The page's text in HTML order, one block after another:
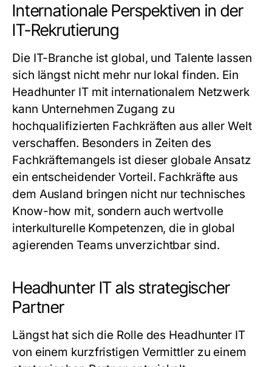
Internationale Perspektiven in der
IT-Rekrutierung
Die IT-Branche ist global, und Talente lassen
sich längst nicht mehr nur lokal finden. Ein
Headhunter ITmit internationalem Netzwerk
kann Unternehmen Zugang zu
hochqualifizierten Fachkräften aus aller Welt
verschaffen. Besonders in Zeiten des
Fachkräftemangels ist dieser globale Ansatz
ein entscheidender Vorteil. Fachkräfte aus
dem Ausland bringen nicht nur technisches
Know-how mit, sondern auch wertvolle
interkulturelle Kompetenzen, die in global
agierenden Teams unverzichtbar sind.
Headhunter IT als strategischer
Partner
Längst hat sich die Rolle des Headhunter IT
von einem kurzfristigen Vermittler zu einem